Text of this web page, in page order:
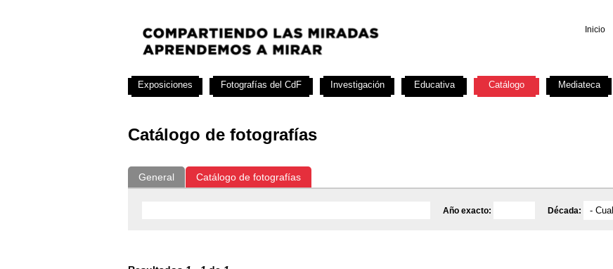
Inicio
Catálogo de fotografías
General Catálogo de fotografías
Año exacto: Década:
Exposiciones Fotografías del CdF Investigación Educativa Catálogo Mediateca